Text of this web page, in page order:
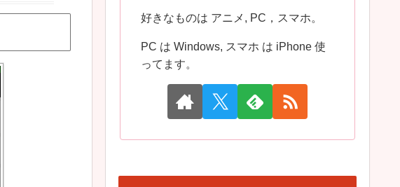
好きなものは アニメ, PC，スマホ。
PC は Windows, スマホ は iPhone 使
ってます。